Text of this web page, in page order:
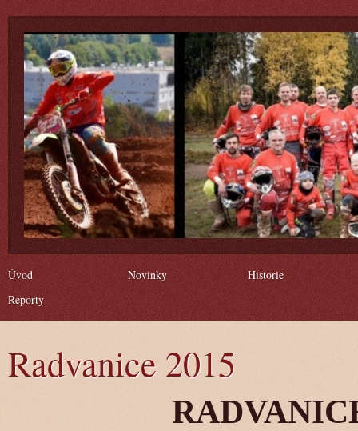
Úvod Novinky
Historie
Reporty
Radvanice 2015